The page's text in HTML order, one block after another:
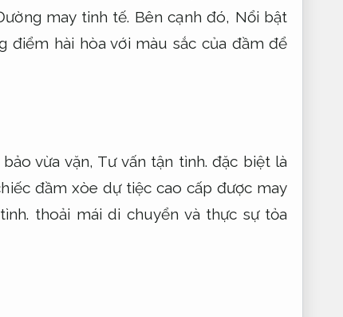
may tinh tế. Bên cạnh đó, Nổi bật
điểm hài hòa với màu sắc của đầm để
vừa vặn, Tư vấn tận tình. đặc biệt là
đầm xòe dự tiệc cao cấp được may
thoải mái di chuyển và thực sự tỏa